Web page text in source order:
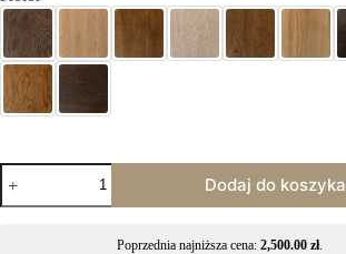
Dodaj do koszyka
Poprzednia najniższa cena: 2,500.00 zł.